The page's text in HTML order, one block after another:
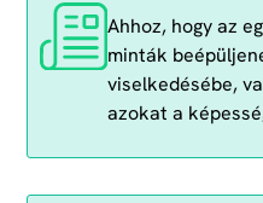
Ahhoz, hogy az
minták
viselkedésébe,
azokat a